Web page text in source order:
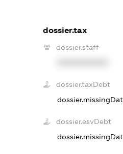
dossier.tax
dossier.staff
dossier.taxDebt
dossier.esvDebt